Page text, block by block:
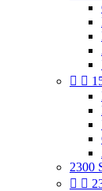
 
2300
 